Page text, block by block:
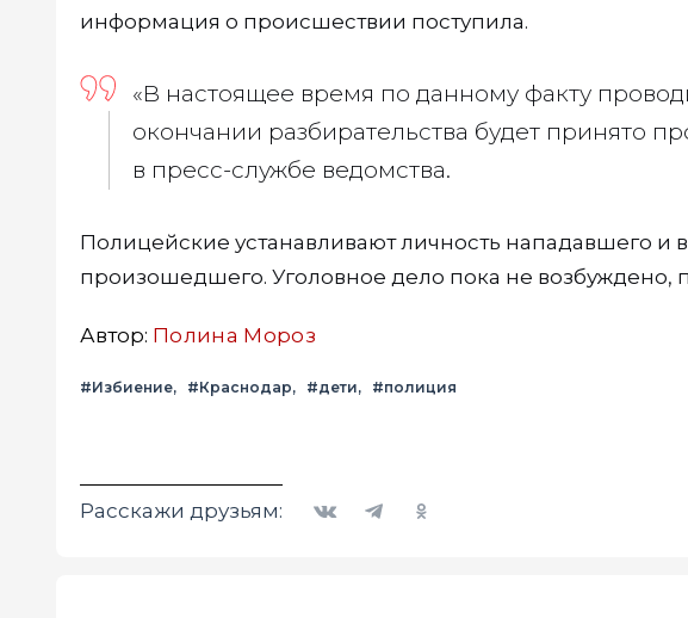
информация о происшествии поступила.
«В настоящее время по данному факту
окончании разбирательства будет принято
в пресс-службе ведомства.
Полицейские устанавливают личность нападавшего и
произошедшего. Уголовное дело пока не возбуждено,
Автор: Полина Мороз
#Избиение #Краснодар #дети #полиция
Расскажи друзьям: